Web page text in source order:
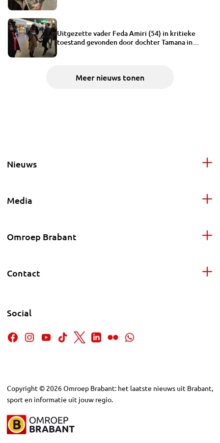
Uitgezette vader Feda Amiri (54) in kritieke
toestand gevonden door dochter Tamana in
Meer nieuws tonen
Nieuws
Media
Omroep Brabant
Contact
Social
Copyright © 2026Omroep Brabant: het laatste nieuws uit Brabant,
sport en informatie uit jouw regio.